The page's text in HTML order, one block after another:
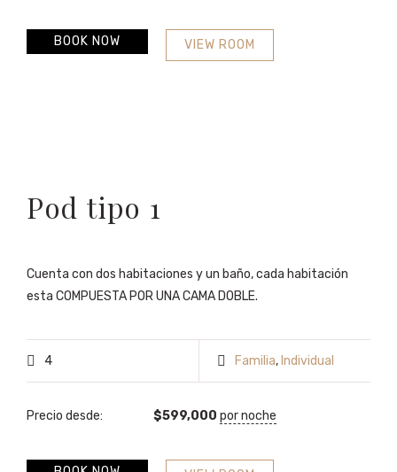
VIEW ROOM
BOOK NOW
Pod tipo 1
Cuenta con dos habitaciones y un baño, cada habitación
esta COMPUESTA POR UNA CAMA DOBLE.
4 Familia, Individual
Precio desde: $599,000 por noche